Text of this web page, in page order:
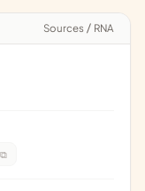
Sources / RNA